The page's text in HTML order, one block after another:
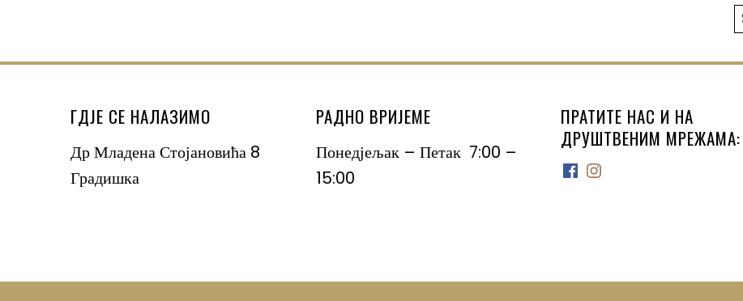
ГДЈЕ СЕ НАЛАЗИМО
Др Младена Стојановића 8
Градишка
РАДНО ВРИЈЕМЕ
Понедјељак – Петак 7:00 –
15:00
ПРАТИТЕ НАС И НА
ДРУШТВЕНИМ МРЕЖАМА:
Facebook
Instagram